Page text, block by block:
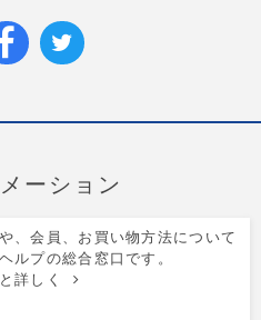
ーション
、会員、お買い物方法について
ルプの総合窓口です。
詳しく